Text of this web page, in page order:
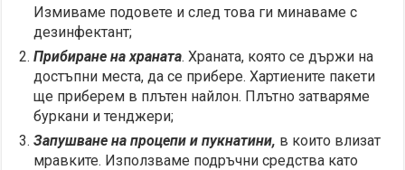
Измиваме подовете и след това ги минаваме с
дезинфектант;
Прибиране на храната. Храната, която се държи на
достъпни места, да се прибере. Хартиените пакети
ще приберем в плътен найлон. Плътно затваряме
буркани и тенджери;
Запушване на процепи и пукнатини, в които влизат
мравките. Използваме подръчни средства като